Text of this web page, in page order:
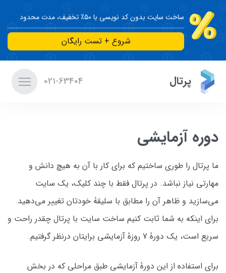
ساخت سایت بدون کد نویسی با ۵۰٪ تخفیف، مدت محدود
شروع + تست رایگان
پرتال 021-63404
دوره آزمایشی
ما پرتال را طوری ساختیم که برای کار با آن به هیچ دانش و
مهارتی نیاز نباشد. در پرتال فقط با چند کلیک، یک سایت
می‌سازید و ظاهر آن را مطابق با سلیقۀ خودتان تغییر می‌دهید.
برای اینکه به شما ثابت کنیم ساخت سایت با پرتال چقدر راحت و
سریع است، یک دورۀ 7 روزۀ آزمایشی برایتان درنظر گرفتیم.
برای استفاده از این دورۀ آزمایشی طبق مراحلی که در بخش